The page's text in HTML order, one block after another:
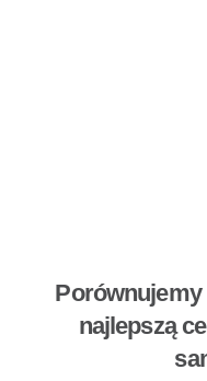
Porównujemy
najlepszą